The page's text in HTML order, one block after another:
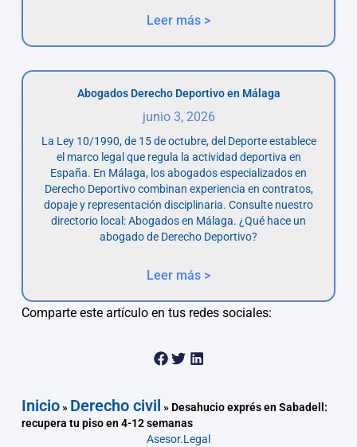
Leer más >
Abogados Derecho Deportivo en Málaga
junio 3, 2026
La Ley 10/1990, de 15 de octubre, del Deporte establece
el marco legal que regula la actividad deportiva en
España. En Málaga, los abogados especializados en
Derecho Deportivo combinan experiencia en contratos,
dopaje y representación disciplinaria. Consulte nuestro
directorio local: Abogados en Málaga. ¿Qué hace un
abogado de Derecho Deportivo?
Leer más >
Comparte este artículo en tus redes sociales:
Inicio» Derecho civil » Desahucio exprés en Sabadell:
recupera tu piso en 4-12 semanas
Asesor.Legal